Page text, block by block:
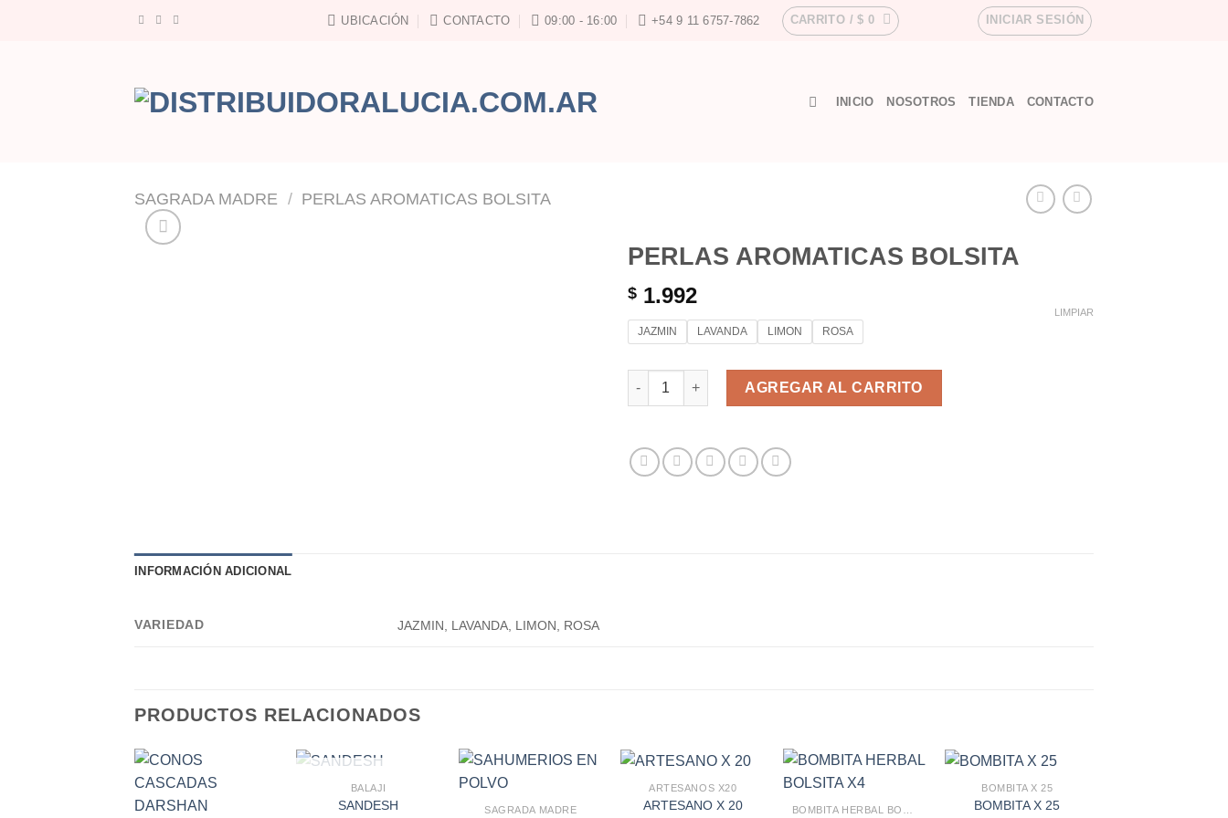
UBICACIÓN CONTACTO 09:00 - 16:00 +54 9 11 6757-7862 CARRITO /$ 0 INICIAR SESIÓN
INICIO NOSOTROS TIENDA CONTACTO
SAGRADA MADRE / PERLAS AROMATICAS BOLSITA
PERLAS AROMATICAS BOLSITA
$ 1.992
JAZMIN LAVANDA LIMON ROSA
LIMPIAR
PERLAS AROMATICAS BOLSITA cantidad
AGREGAR AL CARRITO
INFORMACIÓN ADICIONAL
VARIEDAD JAZMIN, LAVANDA, LIMON, ROSA
PRODUCTOS RELACIONADOS
AGOTADO
BALAJI
SANDESH
SAGRADA MADRE
ARTESANOS X20
ARTESANO X 20
BOMBITA X 25
BOMBITA X 25